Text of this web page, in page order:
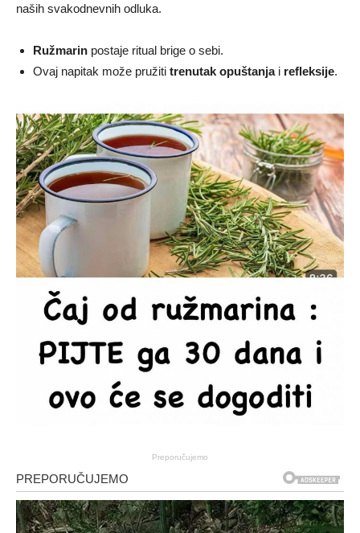
naših svakodnevnih odluka.
Ružmarin postaje ritual brige o sebi.
Ovaj napitak može pružiti trenutak opuštanjai refleksije.
Preporučujemo